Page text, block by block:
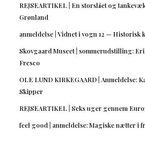
REJSEARTIKEL | En storslået og
Grønland
anmeldelse | Vidnet i vogn 12 — Historisk
Skovgaard Museet | sommerudstilling:
Fresco
OLE LUND KIRKEGAARD | Anmeldelse:
Skipper
REJSEARTIKEL | Seks uger gennem
feel good | anmeldelse: Magiske nætter i